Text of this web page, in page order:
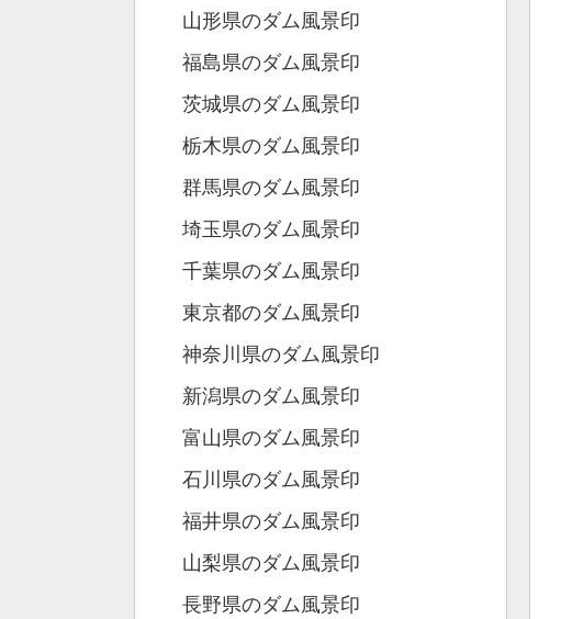
山形県のダム風景印
福島県のダム風景印
茨城県のダム風景印
栃木県のダム風景印
群馬県のダム風景印
埼玉県のダム風景印
千葉県のダム風景印
東京都のダム風景印
神奈川県のダム風景印
新潟県のダム風景印
富山県のダム風景印
石川県のダム風景印
福井県のダム風景印
山梨県のダム風景印
長野県のダム風景印